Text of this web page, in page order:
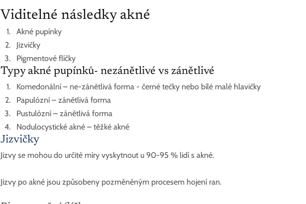
Viditelné následky akné
Akné pupínky
Jizvičky
Pigmentové flíčky
Typy akné pupínků- nezánětlivé vs zánětlivé
Komedonální – ne-zánětlivá forma - černé tečky nebo bílé malé hlavičky
Papulózní – zánětlivá forma
Pustulózní – zánětlivá forma
Nodulocystické akné – těžké akné
Jizvičky
Jizvy se mohou do určité míry vyskytnout u 90-95 % lidí s akné.
Jizvy po akné jsou způsobeny pozměněným procesem hojení ran.